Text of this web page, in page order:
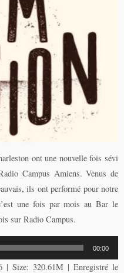
ont une nouvelle fois sévi
Campus Amiens. Venus de
ils ont performé pour notre
une fois par mois au Bar le
sur Radio Campus.
00:00
| Size: 320.61M | Enregistré le